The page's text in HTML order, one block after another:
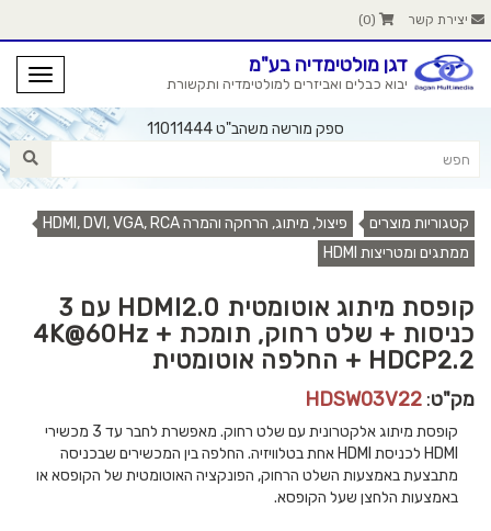
יצירת קשר (
0
)
דגן מולטימדיה בע"מ
יבוא כבלים ואביזרים למולטימדיה ותקשורת
ספק מורשה משהב"ט 11011444
קטגוריות מוצרים
פיצול, מיתוג, הרחקה והמרה HDMI, DVI, VGA, RCA
ממתגים ומטריצות HDMI
קופסת מיתוג אוטומטית HDMI2.0 עם 3
כניסות + שלט רחוק, תומכת 4K@60Hz +
HDCP2.2 + החלפה אוטומטית
מק"ט:
HDSW03V22
קופסת מיתוג אלקטרונית עם שלט רחוק. מאפשרת לחבר עד 3 מכשירי
HDMI לכניסת HDMI אחת בטלוויזיה. החלפה בין המכשירים שבכניסה
מתבצעת באמצעות השלט הרחוק, הפונקציה האוטומטית של הקופסא או
באמצעות הלחצן שעל הקופסא.